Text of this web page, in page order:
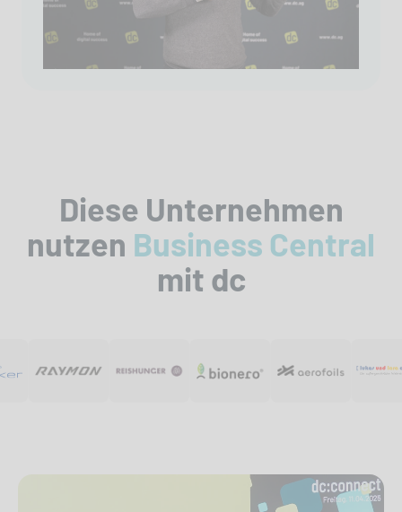
Diese Unternehmen
nutzen Business Central
mit dc